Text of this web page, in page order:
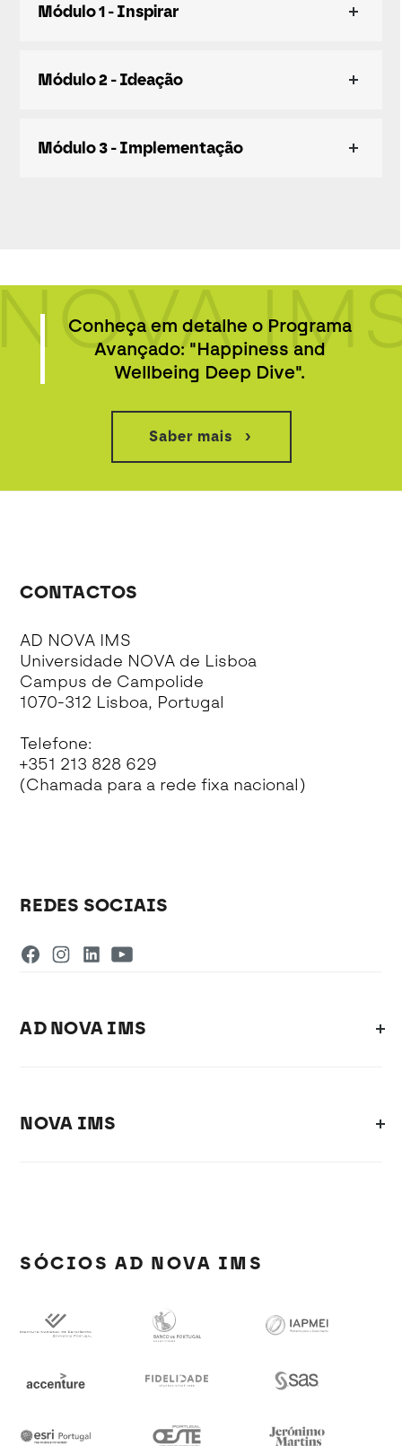
Módulo 1 - Inspirar
Módulo 2 - Ideação
Módulo 3 - Implementação
Conheça em detalhe o Programa
Avançado: "Happiness and
Wellbeing Deep Dive".
Saber mais
CONTACTOS
AD NOVA IMS
Universidade NOVA de Lisboa
Campus de Campolide
1070-312 Lisboa, Portugal
Telefone:
+351 213 828 629
(Chamada para a rede fixa nacional)
REDES SOCIAIS
AD NOVA IMS
NOVA IMS
SÓCIOS AD NOVA IMS